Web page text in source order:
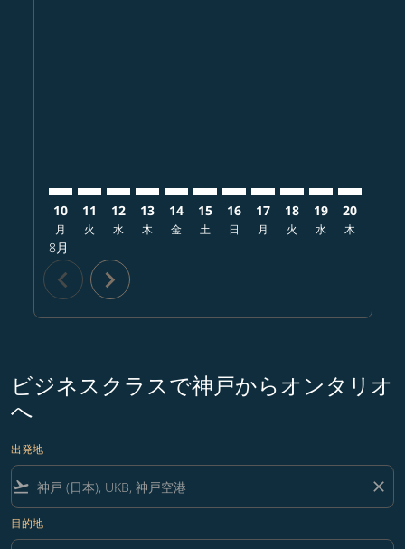
10
月
8月
11
火
12
水
13
木
14
金
15
土
16
日
17
月
18
火
19
水
20
木
chevron_left chevron_right
ビジネスクラスで神戸からオンタリオ
へ
出発地
flight_takeoff close
目的地